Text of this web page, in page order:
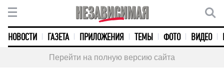
НОВОСТИ ГАЗЕТА ПРИЛОЖЕНИЯ ТЕМЫ ФОТО ВИДЕО
Перейти на полную версию сайта